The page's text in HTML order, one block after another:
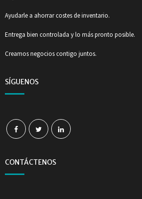
Ayudarle a ahorrar costes de inventario.
Entrega bien controlada y lo más pronto posible.
Creamos negocios contigo juntos.
SÍGUENOS
CONTÁCTENOS